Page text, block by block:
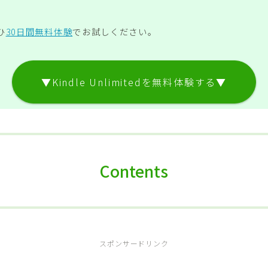
30日間無料体験でお試しください。
▼Kindle Unlimitedを無料体験する▼
Contents
スポンサードリンク